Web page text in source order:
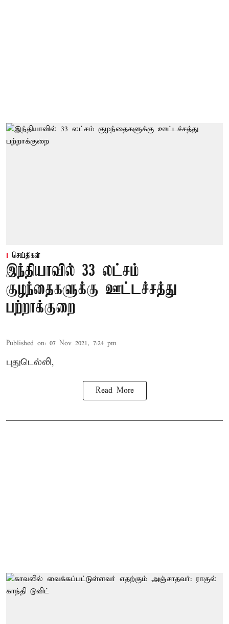
செய்திகள்
இந்தியாவில் 33 லட்சம்
குழந்தைகளுக்கு ஊட்டச்சத்து
பற்றாக்குறை
Published on: 07 Nov 2021, 7:24 pm
புதுடெல்லி,
Read More